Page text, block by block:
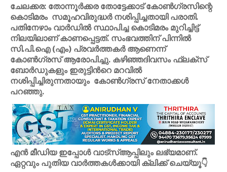
ചേലക്കര: തോന്നൂർക്കര തോട്ടേക്കാട് കോൺഗ്രസിന്റെ
കൊടിമരം സമൂഹവിരുദ്ധർ നശിപ്പിച്ചതായി പരാതി.
പതിനേഴാം വാർഡിൽ സ്ഥാപിച്ച കൊടിമരം മുറിച്ചിട്ട്
നിലയിലാണ് കാണപ്പെട്ടത്. സംഭവത്തിന് പിന്നിൽ
സി.പി.ഐ (എം) പ്രവർത്തകർ ആണെന്ന്
കോൺഗ്രസ് ആരോപിച്ചു. കഴിഞ്ഞദിവസം ഫ്ലക്സ്
ബോർഡുകളും ഇരുട്ടിൻറെ മറവിൽ
നശിപ്പിച്ചിരുന്നതായും കോൺഗ്രസ് നേതാക്കൾ
പറഞ്ഞു.
എൻ മീഡിയ ഇപ്പോൾ വാട്സ്ആപ്പിലും ലഭ്യമാണ്.
ഏറ്റവും പുതിയ വാർത്തകൾക്കായി ക്ലിക്ക് ചെയ്യൂ👇